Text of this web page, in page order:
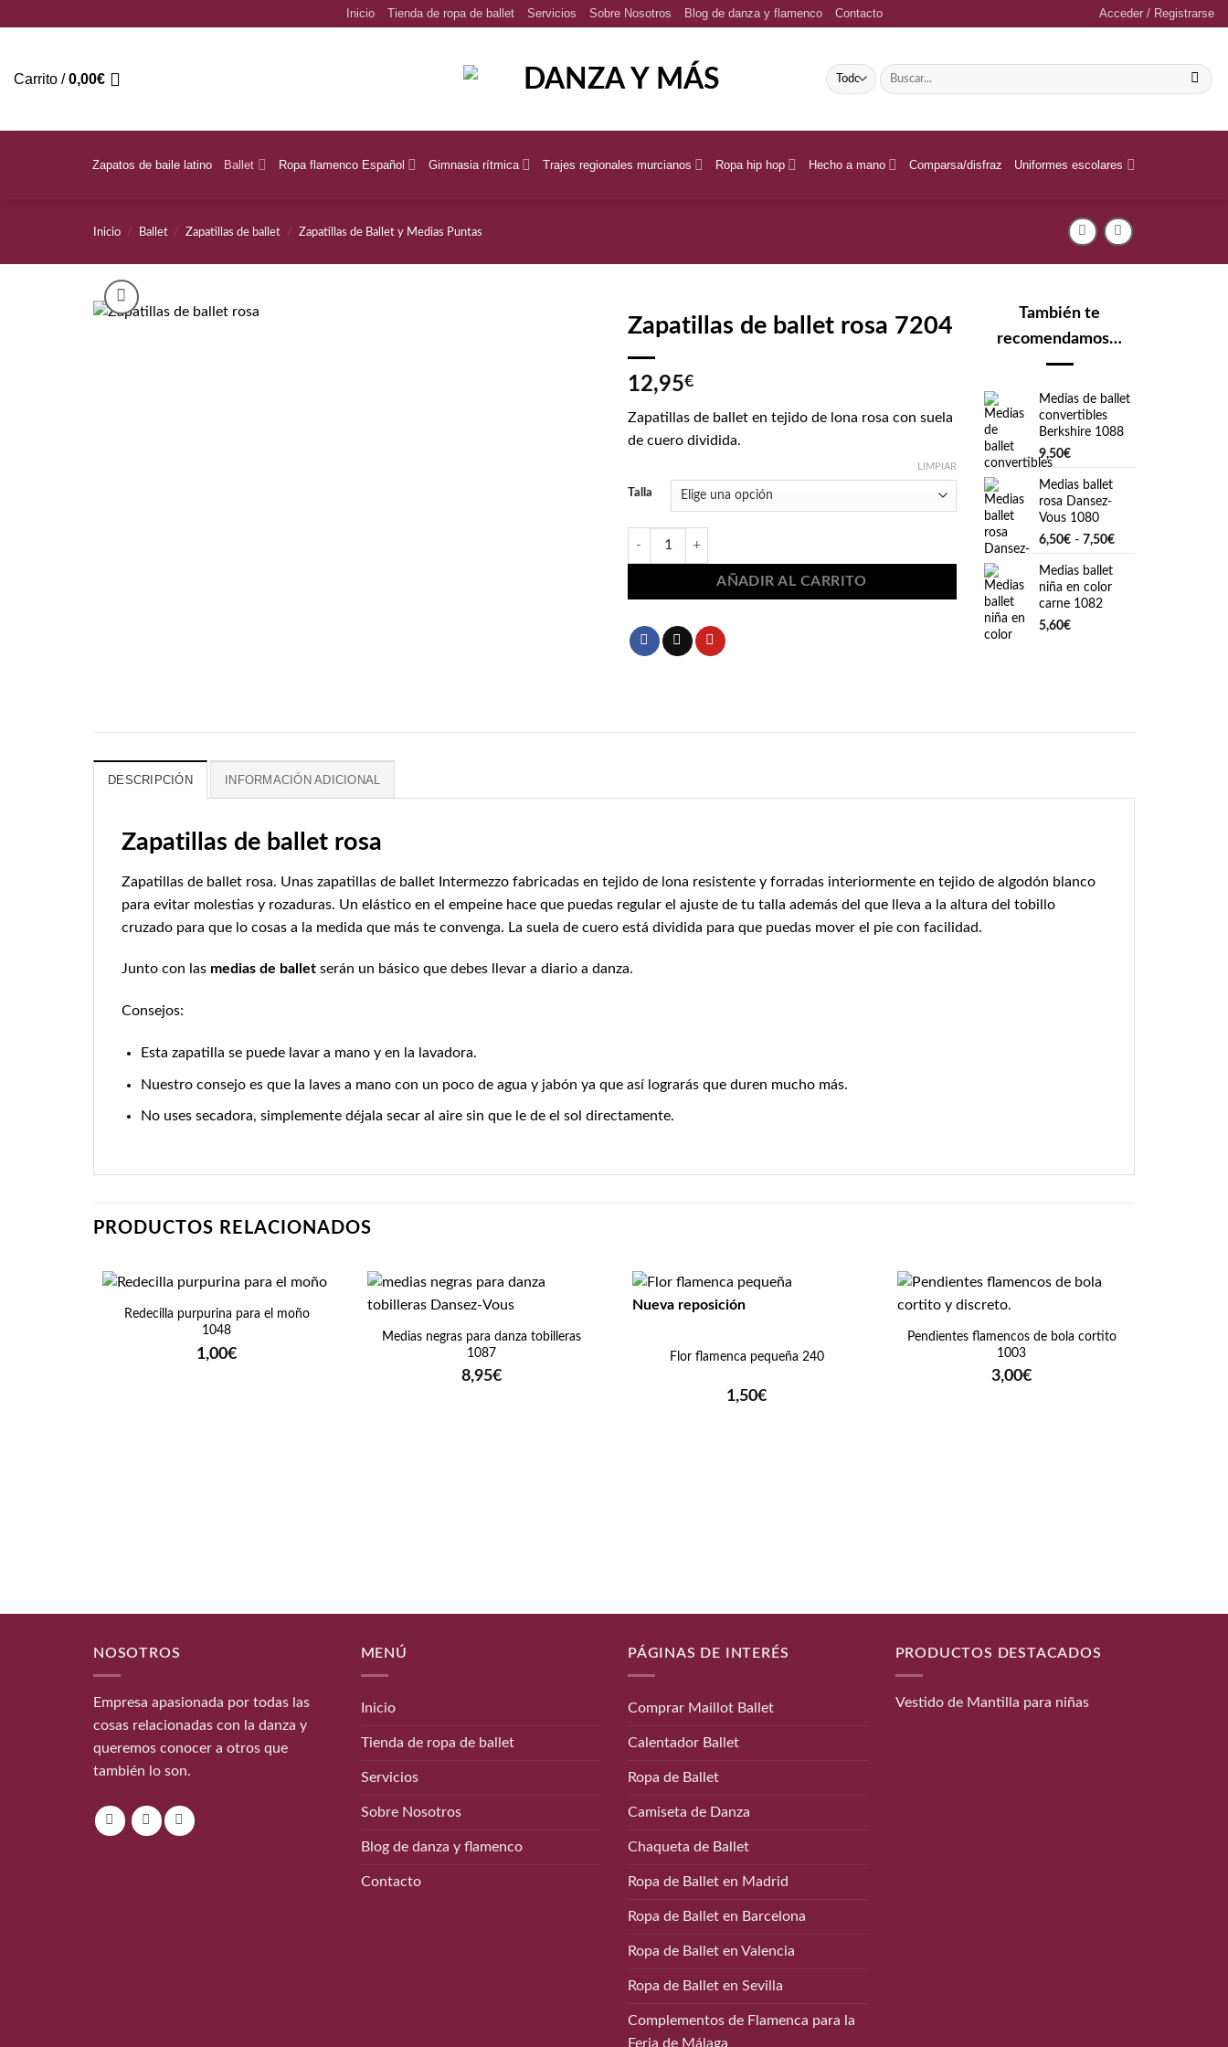
Inicio Tienda de ropa de ballet Servicios Sobre Nosotros Blog de danza y flamenco Contacto Acceder / Registrarse
Carrito /0,00€
Buscar
por:
Zapatos de baile latino Ballet Ropa flamenco Español Gimnasia rítmica Trajes regionales murcianos Ropa hip hop Hecho a mano Comparsa/disfraz Uniformes escolares
Inicio / Ballet / Zapatillas de ballet / Zapatillas de Ballet y Medias Puntas
Zapatillas de ballet rosa 7204
12,95€
Zapatillas de ballet en tejido de lona rosa con suela
de cuero dividida.
Talla
LIMPIAR
Zapatillas de ballet rosa 7204 cantidad
AÑADIR AL CARRITO
También te
recomendamos…
Medias de ballet
convertibles
Berkshire 1088
9,50€
Medias ballet
rosa Dansez-
Vous 1080
6,50€ - 7,50€Rango
Medias ballet
niña en color
carne 1082
5,60€
DESCRIPCIÓN INFORMACIÓN ADICIONAL
Zapatillas de ballet rosa
Zapatillas de ballet rosa. Unas zapatillas de ballet Intermezzo fabricadas en tejido de lona resistente y forradas interiormente en tejido de algodón blanco
para evitar molestias y rozaduras. Un elástico en el empeine hace que puedas regular el ajuste de tu talla además del que lleva a la altura del tobillo
cruzado para que lo cosas a la medida que más te convenga. La suela de cuero está dividida para que puedas mover el pie con facilidad.
Junto con las medias de ballet serán un básico que debes llevar a diario a danza.
Consejos:
Esta zapatilla se puede lavar a mano y en la lavadora.
Nuestro consejo es que la laves a mano con un poco de agua y jabón ya que así lograrás que duren mucho más.
No uses secadora, simplemente déjala secar al aire sin que le de el sol directamente.
PRODUCTOS RELACIONADOS
+
Redecilla purpurina para el moño
1048
1,00€
+
Medias negras para danza tobilleras
1087
8,95€
Nueva reposición
Flor flamenca pequeña 240
1,50€
+
Pendientes flamencos de bola cortito
1003
3,00€
NOSOTROS
Empresa apasionada por todas las
cosas relacionadas con la danza y
queremos conocer a otros que
también lo son.
MENÚ
Inicio
Tienda de ropa de ballet
Servicios
Sobre Nosotros
Blog de danza y flamenco
Contacto
PÁGINAS DE INTERÉS
Comprar Maillot Ballet
Calentador Ballet
Ropa de Ballet
Camiseta de Danza
Chaqueta de Ballet
Ropa de Ballet en Madrid
Ropa de Ballet en Barcelona
Ropa de Ballet en Valencia
Ropa de Ballet en Sevilla
Complementos de Flamenca para la
Feria de Málaga
PRODUCTOS DESTACADOS
Vestido de Mantilla para niñas